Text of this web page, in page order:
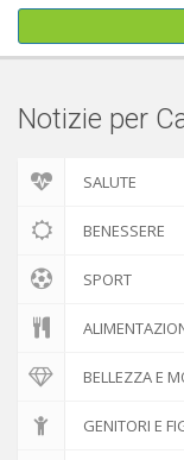
ATTIVITÀ
IL PROGETTO
Notizie per
SALUTE
BENESSERE
SPORT
BELLEZZA E
GENITORI E